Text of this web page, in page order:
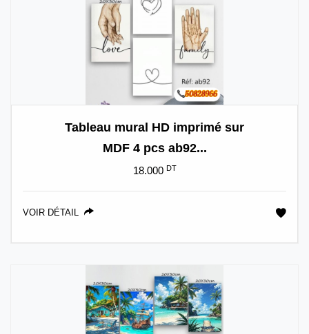
Tableau mural HD imprimé sur
MDF 4 pcs ab92...
18.000 DT
VOIR DÉTAIL